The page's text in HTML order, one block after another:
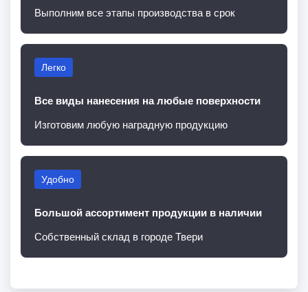
Выполним все этапы производства в срок
Легко
Все виды нанесения на любые поверхности
Изготовим любую наградную продукцию
Удобно
Большой ассортимент продукции в наличии
Собственный склад в городе Твери